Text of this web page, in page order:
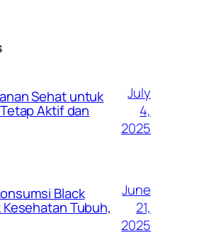
Sehat untuk
Aktif dan
July
4,
2025
Black
Tubuh,
June
21,
2025